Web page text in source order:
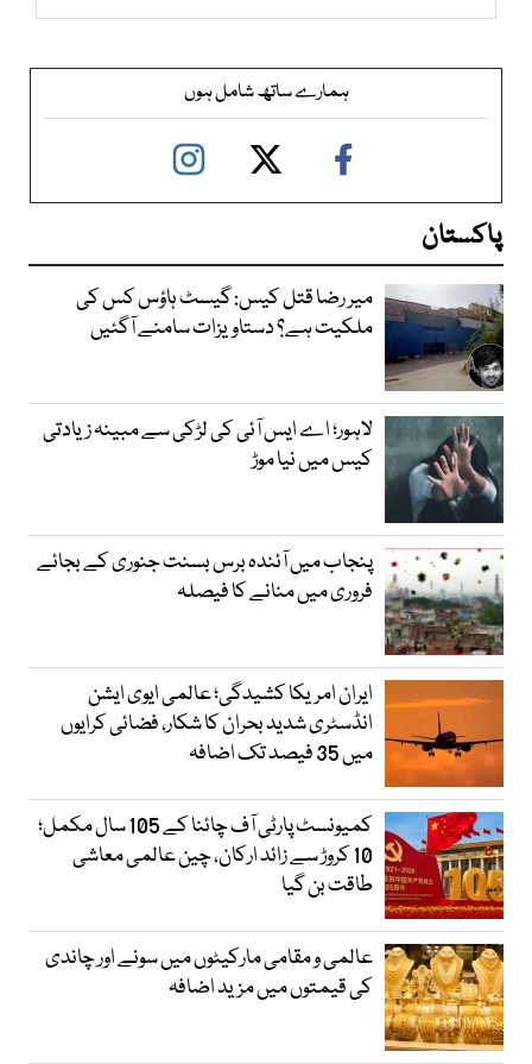
ہمارے ساتھ شامل ہوں
پاکستان
میر رضا قتل کیس: گیسٹ ہاؤس کس کی
ملکیت ہے؟ دستاویزات سامنے آگئیں
لاہور؛ اے ایس آئی کی لڑکی سے مبینہ زیادتی
کیس میں نیا موڑ
پنجاب میں آئندہ برس بسنت جنوری کے بجائے
فروری میں منانے کا فیصلہ
ایران امریکا کشیدگی؛ عالمی ایوی ایشن
انڈسٹری شدید بحران کا شکار، فضائی کرایوں
میں 35 فیصد تک اضافہ
کمیونسٹ پارٹی آف چائنا کے 105 سال مکمل؛
10 کروڑ سے زائد ارکان، چین عالمی معاشی
طاقت بن گیا
عالمی و مقامی مارکیٹوں میں سونے اور چاندی
کی قیمتوں میں مزید اضافہ